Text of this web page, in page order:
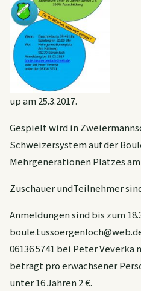
up am 25.3.2017.
Gespielt wird in
Schweizersystem auf der
Mehrgenerationen Platzes
Zuschauer undTeilnehmer
Anmeldungen sind bis zum
06136 5741 bei Peter
beträgt pro erwachsener
unter 16 Jahren 2 €.